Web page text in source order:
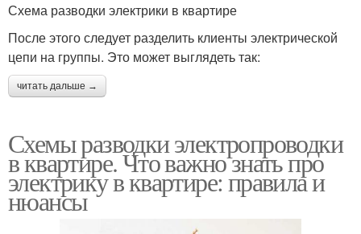
Схема разводки электрики в квартире
После этого следует разделить клиенты электрической
цепи на группы. Это может выглядеть так:
читать дальше →
Схемы разводки электропроводки
в квартире. Что важно знать про
электрику в квартире: правила и
нюансы